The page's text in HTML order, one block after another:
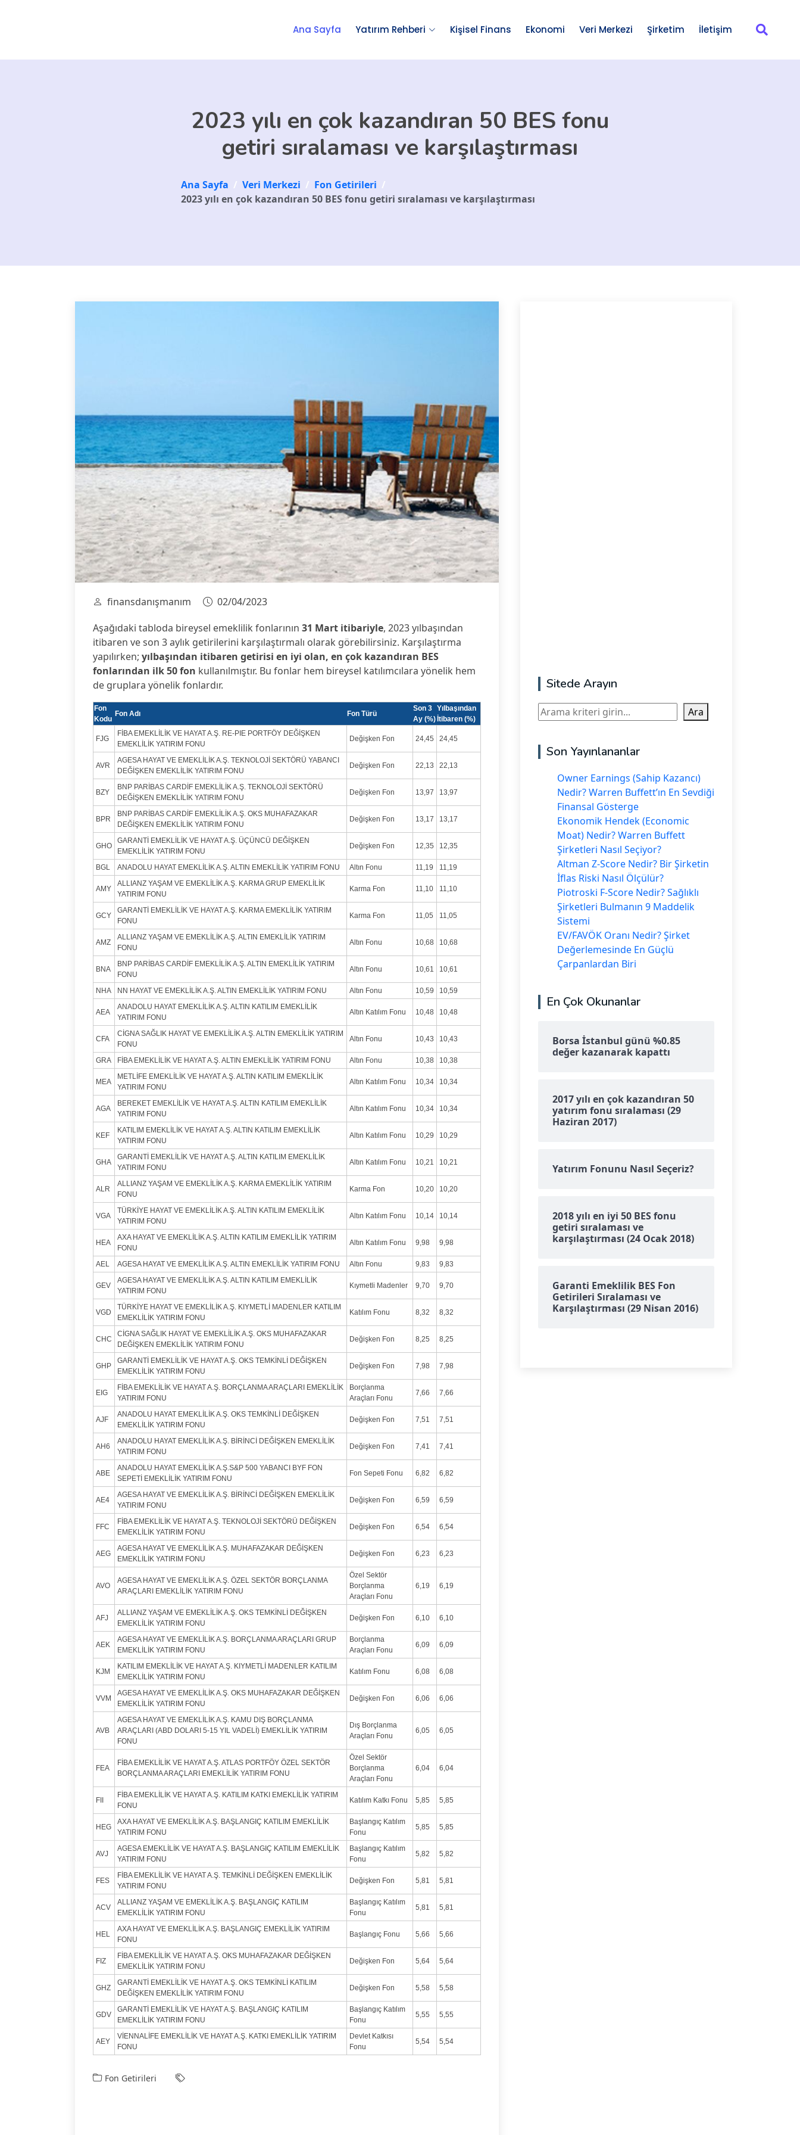
Ana Sayfa Yatırım Rehberi Kişisel Finans Ekonomi Veri Merkezi Şirketim İletişim
2023 yılı en çok kazandıran 50 BES fonu
getiri sıralaması ve karşılaştırması
Ana Sayfa / Veri Merkezi / Fon Getirileri /
2023 yılı en çok kazandıran 50 BES fonu getiri sıralaması ve karşılaştırması
finansdanışmanım
02/04/2023
Aşağıdaki tabloda bireysel emeklilik fonlarının 31 Mart itibariyle, 2023 yılbaşından
itibaren ve son 3 aylık getirilerini karşılaştırmalı olarak görebilirsiniz. Karşılaştırma
yapılırken; yılbaşından itibaren getirisi en iyi olan, en çok kazandıran BES
fonlarından ilk 50 fon kullanılmıştır. Bu fonlar hem bireysel katılımcılara yönelik hem
de gruplara yönelik fonlardır.
Fon
Kodu
Fon Adı Fon Türü
Son 3
Ay (%)
Yılbaşından
İtibaren (%)
FJG
FİBA EMEKLİLİK VE HAYAT A.Ş. RE-PIE PORTFÖY DEĞİŞKEN
EMEKLİLİK YATIRIM FONU
Değişken Fon 24,45 24,45
AVR
AGESA HAYAT VE EMEKLİLİK A.Ş. TEKNOLOJİ SEKTÖRÜ YABANCI
DEĞİŞKEN EMEKLİLİK YATIRIM FONU
Değişken Fon 22,13 22,13
BZY
BNP PARİBAS CARDİF EMEKLİLİK A.Ş. TEKNOLOJİ SEKTÖRÜ
DEĞİŞKEN EMEKLİLİK YATIRIM FONU
Değişken Fon 13,97 13,97
BPR
BNP PARİBAS CARDİF EMEKLİLİK A.Ş. OKS MUHAFAZAKAR
DEĞİŞKEN EMEKLİLİK YATIRIM FONU
Değişken Fon 13,17 13,17
GHO
GARANTİ EMEKLİLİK VE HAYAT A.Ş. ÜÇÜNCÜ DEĞİŞKEN
EMEKLİLİK YATIRIM FONU
Değişken Fon 12,35 12,35
BGL ANADOLU HAYAT EMEKLİLİK A.Ş. ALTIN EMEKLİLİK YATIRIM FONU Altın Fonu 11,19 11,19
AMY
ALLIANZ YAŞAM VE EMEKLİLİK A.Ş. KARMA GRUP EMEKLİLİK
YATIRIM FONU
Karma Fon 11,10 11,10
GCY
GARANTİ EMEKLİLİK VE HAYAT A.Ş. KARMA EMEKLİLİK YATIRIM
FONU
Karma Fon 11,05 11,05
AMZ
ALLIANZ YAŞAM VE EMEKLİLİK A.Ş. ALTIN EMEKLİLİK YATIRIM
FONU
Altın Fonu 10,68 10,68
BNA
BNP PARİBAS CARDİF EMEKLİLİK A.Ş. ALTIN EMEKLİLİK YATIRIM
FONU
Altın Fonu 10,61 10,61
NHA NN HAYAT VE EMEKLİLİK A.Ş. ALTIN EMEKLİLİK YATIRIM FONU Altın Fonu 10,59 10,59
AEA
ANADOLU HAYAT EMEKLİLİK A.Ş. ALTIN KATILIM EMEKLİLİK
YATIRIM FONU
Altın Katılım Fonu 10,48 10,48
CFA
CİGNA SAĞLIK HAYAT VE EMEKLİLİK A.Ş. ALTIN EMEKLİLİK YATIRIM
FONU
Altın Fonu 10,43 10,43
GRA FİBA EMEKLİLİK VE HAYAT A.Ş. ALTIN EMEKLİLİK YATIRIM FONU Altın Fonu 10,38 10,38
MEA
METLİFE EMEKLİLİK VE HAYAT A.Ş. ALTIN KATILIM EMEKLİLİK
YATIRIM FONU
Altın Katılım Fonu 10,34 10,34
AGA
BEREKET EMEKLİLİK VE HAYAT A.Ş. ALTIN KATILIM EMEKLİLİK
YATIRIM FONU
Altın Katılım Fonu 10,34 10,34
KEF
KATILIM EMEKLİLİK VE HAYAT A.Ş. ALTIN KATILIM EMEKLİLİK
YATIRIM FONU
Altın Katılım Fonu 10,29 10,29
GHA
GARANTİ EMEKLİLİK VE HAYAT A.Ş. ALTIN KATILIM EMEKLİLİK
YATIRIM FONU
Altın Katılım Fonu 10,21 10,21
ALR
ALLIANZ YAŞAM VE EMEKLİLİK A.Ş. KARMA EMEKLİLİK YATIRIM
FONU
Karma Fon 10,20 10,20
VGA
TÜRKİYE HAYAT VE EMEKLİLİK A.Ş. ALTIN KATILIM EMEKLİLİK
YATIRIM FONU
Altın Katılım Fonu 10,14 10,14
HEA
AXA HAYAT VE EMEKLİLİK A.Ş. ALTIN KATILIM EMEKLİLİK YATIRIM
FONU
Altın Katılım Fonu 9,98 9,98
AEL AGESA HAYAT VE EMEKLİLİK A.Ş. ALTIN EMEKLİLİK YATIRIM FONU Altın Fonu 9,83 9,83
GEV
AGESA HAYAT VE EMEKLİLİK A.Ş. ALTIN KATILIM EMEKLİLİK
YATIRIM FONU
Kıymetli Madenler 9,70 9,70
VGD
TÜRKİYE HAYAT VE EMEKLİLİK A.Ş. KIYMETLİ MADENLER KATILIM
EMEKLİLİK YATIRIM FONU
Katılım Fonu 8,32 8,32
CHC
CİGNA SAĞLIK HAYAT VE EMEKLİLİK A.Ş. OKS MUHAFAZAKAR
DEĞİŞKEN EMEKLİLİK YATIRIM FONU
Değişken Fon 8,25 8,25
GHP
GARANTİ EMEKLİLİK VE HAYAT A.Ş. OKS TEMKİNLİ DEĞİŞKEN
EMEKLİLİK YATIRIM FONU
Değişken Fon 7,98 7,98
EIG
FİBA EMEKLİLİK VE HAYAT A.Ş. BORÇLANMA ARAÇLARI EMEKLİLİK
YATIRIM FONU
Borçlanma
Araçları Fonu
7,66 7,66
AJF
ANADOLU HAYAT EMEKLİLİK A.Ş. OKS TEMKİNLİ DEĞİŞKEN
EMEKLİLİK YATIRIM FONU
Değişken Fon 7,51 7,51
AH6
ANADOLU HAYAT EMEKLİLİK A.Ş. BİRİNCİ DEĞİŞKEN EMEKLİLİK
YATIRIM FONU
Değişken Fon 7,41 7,41
ABE
ANADOLU HAYAT EMEKLİLİK A.Ş.S&P 500 YABANCI BYF FON
SEPETİ EMEKLİLİK YATIRIM FONU
Fon Sepeti Fonu 6,82 6,82
AE4
AGESA HAYAT VE EMEKLİLİK A.Ş. BİRİNCİ DEĞİŞKEN EMEKLİLİK
YATIRIM FONU
Değişken Fon 6,59 6,59
FFC
FİBA EMEKLİLİK VE HAYAT A.Ş. TEKNOLOJİ SEKTÖRÜ DEĞİŞKEN
EMEKLİLİK YATIRIM FONU
Değişken Fon 6,54 6,54
AEG
AGESA HAYAT VE EMEKLİLİK A.Ş. MUHAFAZAKAR DEĞİŞKEN
EMEKLİLİK YATIRIM FONU
Değişken Fon 6,23 6,23
AVO
AGESA HAYAT VE EMEKLİLİK A.Ş. ÖZEL SEKTÖR BORÇLANMA
ARAÇLARI EMEKLİLİK YATIRIM FONU
Özel Sektör
Borçlanma
Araçları Fonu
6,19 6,19
AFJ
ALLIANZ YAŞAM VE EMEKLİLİK A.Ş. OKS TEMKİNLİ DEĞİŞKEN
EMEKLİLİK YATIRIM FONU
Değişken Fon 6,10 6,10
AEK
AGESA HAYAT VE EMEKLİLİK A.Ş. BORÇLANMA ARAÇLARI GRUP
EMEKLİLİK YATIRIM FONU
Borçlanma
Araçları Fonu
6,09 6,09
KJM
KATILIM EMEKLİLİK VE HAYAT A.Ş. KIYMETLİ MADENLER KATILIM
EMEKLİLİK YATIRIM FONU
Katılım Fonu 6,08 6,08
VVM
AGESA HAYAT VE EMEKLİLİK A.Ş. OKS MUHAFAZAKAR DEĞİŞKEN
EMEKLİLİK YATIRIM FONU
Değişken Fon 6,06 6,06
AVB
AGESA HAYAT VE EMEKLİLİK A.Ş. KAMU DIŞ BORÇLANMA
ARAÇLARI (ABD DOLARI 5-15 YIL VADELİ) EMEKLİLİK YATIRIM
FONU
Dış Borçlanma
Araçları Fonu
6,05 6,05
FEA
FİBA EMEKLİLİK VE HAYAT A.Ş. ATLAS PORTFÖY ÖZEL SEKTÖR
BORÇLANMA ARAÇLARI EMEKLİLİK YATIRIM FONU
Özel Sektör
Borçlanma
Araçları Fonu
6,04 6,04
FII
FİBA EMEKLİLİK VE HAYAT A.Ş. KATILIM KATKI EMEKLİLİK YATIRIM
FONU
Katılım Katkı Fonu 5,85 5,85
HEG
AXA HAYAT VE EMEKLİLİK A.Ş. BAŞLANGIÇ KATILIM EMEKLİLİK
YATIRIM FONU
Başlangıç Katılım
Fonu
5,85 5,85
AVJ
AGESA EMEKLİLİK VE HAYAT A.Ş. BAŞLANGIÇ KATILIM EMEKLİLİK
YATIRIM FONU
Başlangıç Katılım
Fonu
5,82 5,82
FES
FİBA EMEKLİLİK VE HAYAT A.Ş. TEMKİNLİ DEĞİŞKEN EMEKLİLİK
YATIRIM FONU
Değişken Fon 5,81 5,81
ACV
ALLIANZ YAŞAM VE EMEKLİLİK A.Ş. BAŞLANGIÇ KATILIM
EMEKLİLİK YATIRIM FONU
Başlangıç Katılım
Fonu
5,81 5,81
HEL
AXA HAYAT VE EMEKLİLİK A.Ş. BAŞLANGIÇ EMEKLİLİK YATIRIM
FONU
Başlangıç Fonu 5,66 5,66
FIZ
FİBA EMEKLİLİK VE HAYAT A.Ş. OKS MUHAFAZAKAR DEĞİŞKEN
EMEKLİLİK YATIRIM FONU
Değişken Fon 5,64 5,64
GHZ
GARANTİ EMEKLİLİK VE HAYAT A.Ş. OKS TEMKİNLİ KATILIM
DEĞİŞKEN EMEKLİLİK YATIRIM FONU
Değişken Fon 5,58 5,58
GDV
GARANTİ EMEKLİLİK VE HAYAT A.Ş. BAŞLANGIÇ KATILIM
EMEKLİLİK YATIRIM FONU
Başlangıç Katılım
Fonu
5,55 5,55
AEY
VİENNALİFE EMEKLİLİK VE HAYAT A.Ş. KATKI EMEKLİLİK YATIRIM
FONU
Devlet Katkısı
Fonu
5,54 5,54
Fon Getirileri
Sitede Arayın
Ara Ara
Son Yayınlananlar
Owner Earnings (Sahip Kazancı)
Nedir? Warren Buffett’ın En Sevdiği
Finansal Gösterge
Ekonomik Hendek (Economic
Moat) Nedir? Warren Buffett
Şirketleri Nasıl Seçiyor?
Altman Z-Score Nedir? Bir Şirketin
İflas Riski Nasıl Ölçülür?
Piotroski F-Score Nedir? Sağlıklı
Şirketleri Bulmanın 9 Maddelik
Sistemi
EV/FAVÖK Oranı Nedir? Şirket
Değerlemesinde En Güçlü
Çarpanlardan Biri
En Çok Okunanlar
Borsa İstanbul günü %0.85
değer kazanarak kapattı
2017 yılı en çok kazandıran 50
yatırım fonu sıralaması (29
Haziran 2017)
Yatırım Fonunu Nasıl Seçeriz?
2018 yılı en iyi 50 BES fonu
getiri sıralaması ve
karşılaştırması (24 Ocak 2018)
Garanti Emeklilik BES Fon
Getirileri Sıralaması ve
Karşılaştırması (29 Nisan 2016)